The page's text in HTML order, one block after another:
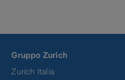
Gruppo Zurich
Zurich Italia